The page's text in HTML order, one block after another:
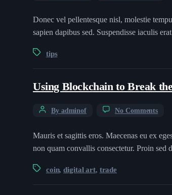
Donec vel pellentesque nisl, molestie
sapien dapibus sed. Suspendisse iaculis
tips
Using Blockchain to Break
By adminof No Comments
Mauris et sagittis eros. Maecenas eu ex
non quam convallis consectetur. Proin
coin,digital art, trade